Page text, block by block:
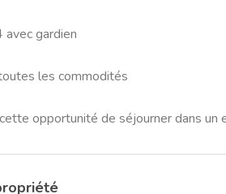
gardien
les commodités
opportunité de séjourner dans un